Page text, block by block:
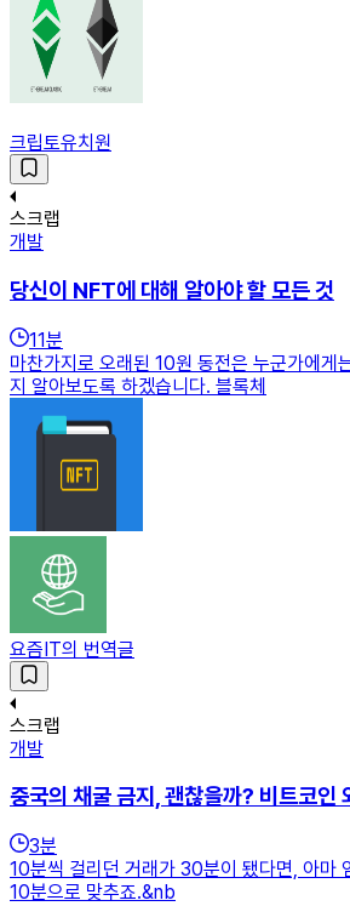
크립토유치원
스크랩
개발
당신이 NFT에 대해 알아야 할 모든 것
11분
마찬가지로 오래된 10원 동전은 누군가에
지 알아보도록 하겠습니다. 블록체
요즘IT의 번역글
스크랩
개발
중국의 채굴 금지, 괜찮을까? 비트코인
3분
10분씩 걸리던 거래가 30분이 됐다면, 아마
10분으로 맞추죠.&nb